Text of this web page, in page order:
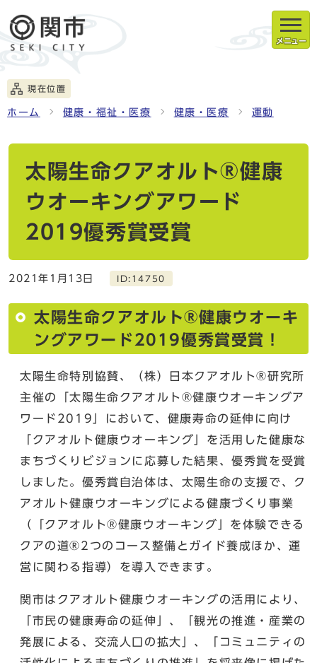
メニュー
現在位置
ホーム 健康・福祉・医療 健康・医療 運動
太陽生命クアオルト®健康
ウオーキングアワード
2019優秀賞受賞
2021年1月13日 ID:14750
太陽生命クアオルト®健康ウオーキ
ングアワード2019優秀賞受賞！
太陽生命特別協賛、（株）日本クアオルト®研究所
主催の「太陽生命クアオルト®健康ウオーキングア
ワード2019」において、健康寿命の延伸に向け
「クアオルト健康ウオーキング」を活用した健康な
まちづくりビジョンに応募した結果、優秀賞を受賞
しました。優秀賞自治体は、太陽生命の支援で、ク
アオルト健康ウオーキングによる健康づくり事業
（「クアオルト®健康ウオーキング」を体験できる
クアの道®2つのコース整備とガイド養成ほか、運
営に関わる指導）を導入できます。
関市はクアオルト健康ウオーキングの活用により、
「市民の健康寿命の延伸」、「観光の推進・産業の
発展による、交流人口の拡大」、「コミュニティの